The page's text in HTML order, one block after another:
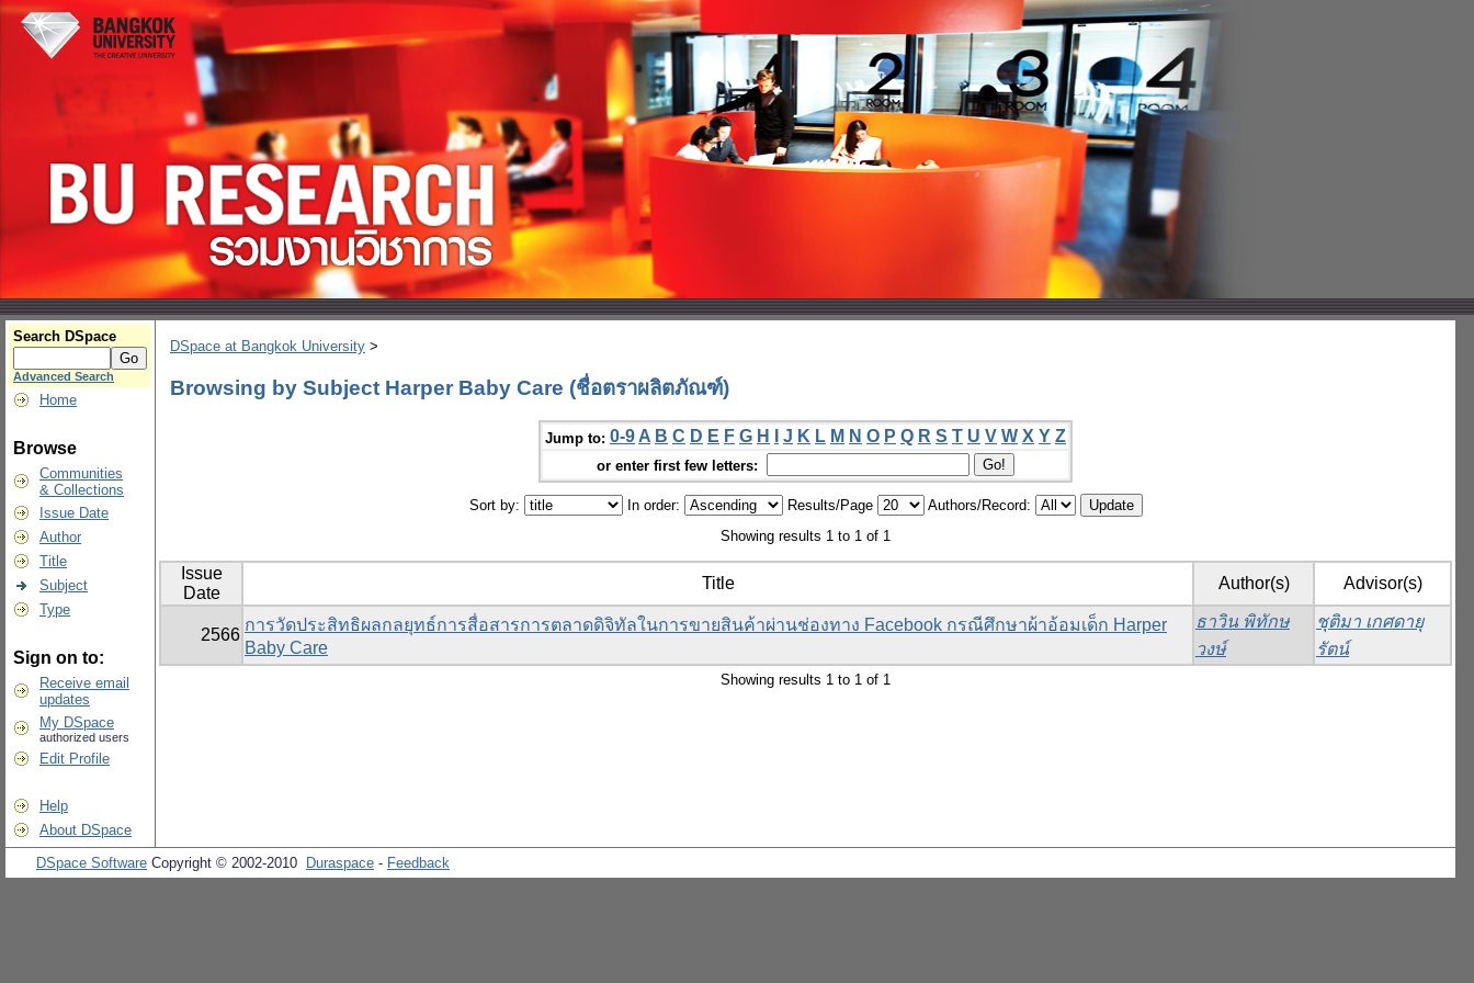
Search DSpace
Advanced Search
Home
Browse
Communities
& Collections
Issue Date
Author
Title
Subject
Type
Sign on to:
Receive email
updates
My DSpace
authorized users
Edit Profile
Help
About DSpace
DSpace at Bangkok University >
Browsing by Subject Harper Baby Care (ชื่อตราผลิตภัณฑ์)
Jump to: 0-9 A B C D E F G H J K L M N O P Q R S T U V W X Y Z
or enter first few letters:
Sort by: In order: Results/Page
Authors/Record:
Showing results 1 to 1 of 1
Issue
Date
Title Author(s) Advisor(s)
2566
การวัดประสิทธิผลกลยุทธ์การสื่อสารการตลาดดิจิทัลในการขายสินค้าผ่านช่องทาง Facebook กรณีศึกษาผ้าอ้อมเด็ก Harper
Baby Care
ธาวิน พิทักษ
วงษ์
ชุติมา เกศดายุ
รัตน์
Showing results 1 to 1 of 1
DSpace Software Copyright © 2002-2010 Duraspace - Feedback